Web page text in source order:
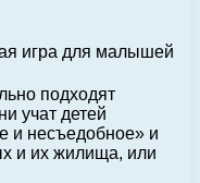
подходят
учат детей
и несъедобное» и
и их жилища, или